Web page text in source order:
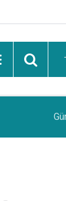
Cizre